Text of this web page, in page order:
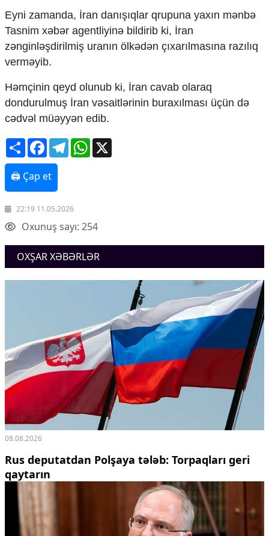
Zəfər Diasporu
Səhiyyə
Ailə və uşaq
Turizm
İqtisadiyyat
İqtisadi xəbərlər
Energetika
Əmək və sosial siyasət
Kənd təsərrüfatı
Hərbi sənaye
Telekommunikasiya və nəqliyyat
COP29
Siyasət
Məhkəmə və hüquq
Ekologiya
Sağlamlıq
Sosium
Mənəvi dəyərlər
Texnologiya
Mətbuat-150
Əlaqə
Missiyamız
Eyni zamanda, İran danışıqlar qrupuna yaxın mənbə
Tasnim xəbər agentliyinə bildirib ki, İran
zənginləşdirilmiş uranın ölkədən çıxarılmasına razılıq
verməyib.
Həmçinin qeyd olunub ki, İran cavab olaraq
dondurulmuş İran vəsaitlərinin buraxılması üçün də
cədvəl müəyyən edib.
ShareFacebookTelegramWhatsApp
🖨 Çap et
22:19 11.05.2026
Oxunuş sayı: 254
OXŞAR XƏBƏRLƏR
08.08.2026
Rus deputatdan Polşaya tələb: Torpaqları geri
qaytarın